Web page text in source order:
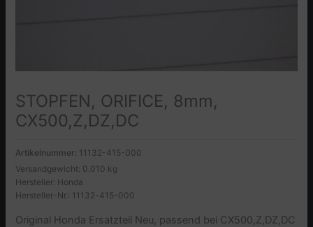
STOPFEN, ORIFICE, 8mm,
CX500,Z,DZ,DC
Artikelnummer: 11132-415-000
Versandgewicht: 0.010 kg
Hersteller: Honda
Hersteller-Nr.: 11132-415-000
Original Honda Ersatzteil Neu, passend bei CX500,Z,DZ,DC